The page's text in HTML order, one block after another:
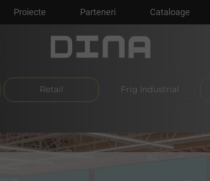
Proiecte Parteneri Cataloage
Retail Frig Industrial